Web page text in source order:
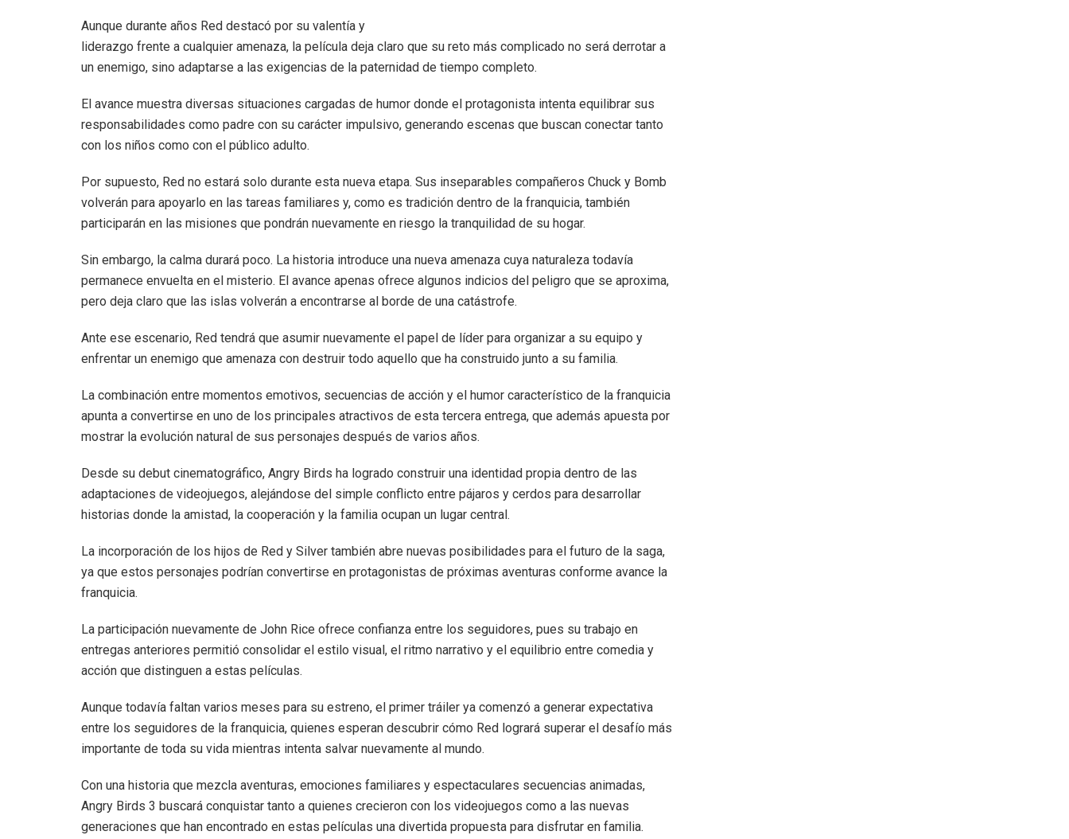
Aunque durante años Red destacó por su valentía y
liderazgo frente a cualquier amenaza, la película deja claro que su reto más complicado no será derrotar a
un enemigo, sino adaptarse a las exigencias de la paternidad de tiempo completo.
El avance muestra diversas situaciones cargadas de humor donde el protagonista intenta equilibrar sus
responsabilidades como padre con su carácter impulsivo, generando escenas que buscan conectar tanto
con los niños como con el público adulto.
Por supuesto, Red no estará solo durante esta nueva etapa. Sus inseparables compañeros Chuck y Bomb
volverán para apoyarlo en las tareas familiares y, como es tradición dentro de la franquicia, también
participarán en las misiones que pondrán nuevamente en riesgo la tranquilidad de su hogar.
Sin embargo, la calma durará poco. La historia introduce una nueva amenaza cuya naturaleza todavía
permanece envuelta en el misterio. El avance apenas ofrece algunos indicios del peligro que se aproxima,
pero deja claro que las islas volverán a encontrarse al borde de una catástrofe.
Ante ese escenario, Red tendrá que asumir nuevamente el papel de líder para organizar a su equipo y
enfrentar un enemigo que amenaza con destruir todo aquello que ha construido junto a su familia.
La combinación entre momentos emotivos, secuencias de acción y el humor característico de la franquicia
apunta a convertirse en uno de los principales atractivos de esta tercera entrega, que además apuesta por
mostrar la evolución natural de sus personajes después de varios años.
Desde su debut cinematográfico, Angry Birds ha logrado construir una identidad propia dentro de las
adaptaciones de videojuegos, alejándose del simple conflicto entre pájaros y cerdos para desarrollar
historias donde la amistad, la cooperación y la familia ocupan un lugar central.
La incorporación de los hijos de Red y Silver también abre nuevas posibilidades para el futuro de la saga,
ya que estos personajes podrían convertirse en protagonistas de próximas aventuras conforme avance la
franquicia.
La participación nuevamente de John Rice ofrece confianza entre los seguidores, pues su trabajo en
entregas anteriores permitió consolidar el estilo visual, el ritmo narrativo y el equilibrio entre comedia y
acción que distinguen a estas películas.
Aunque todavía faltan varios meses para su estreno, el primer tráiler ya comenzó a generar expectativa
entre los seguidores de la franquicia, quienes esperan descubrir cómo Red logrará superar el desafío más
importante de toda su vida mientras intenta salvar nuevamente al mundo.
Con una historia que mezcla aventuras, emociones familiares y espectaculares secuencias animadas,
Angry Birds 3 buscará conquistar tanto a quienes crecieron con los videojuegos como a las nuevas
generaciones que han encontrado en estas películas una divertida propuesta para disfrutar en familia.